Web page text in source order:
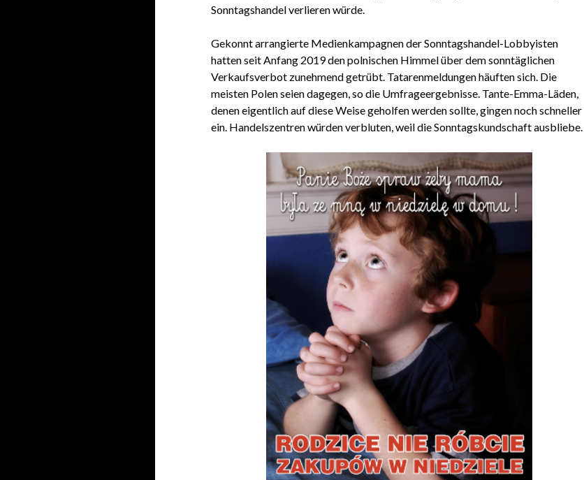
Sonntagshandel verlieren würde.
Gekonnt arrangierte Medienkampagnen der Sonntagshandel-Lobbyisten
hatten seit Anfang 2019 den polnischen Himmel über dem sonntäglichen
Verkaufsverbot zunehmend getrübt. Tatarenmeldungen häuften sich. Die
meisten Polen seien dagegen, so die Umfrageergebnisse. Tante-Emma-Läden,
denen eigentlich auf diese Weise geholfen werden sollte, gingen noch schneller
ein. Handelszentren würden verbluten, weil die Sonntagskundschaft ausbliebe.